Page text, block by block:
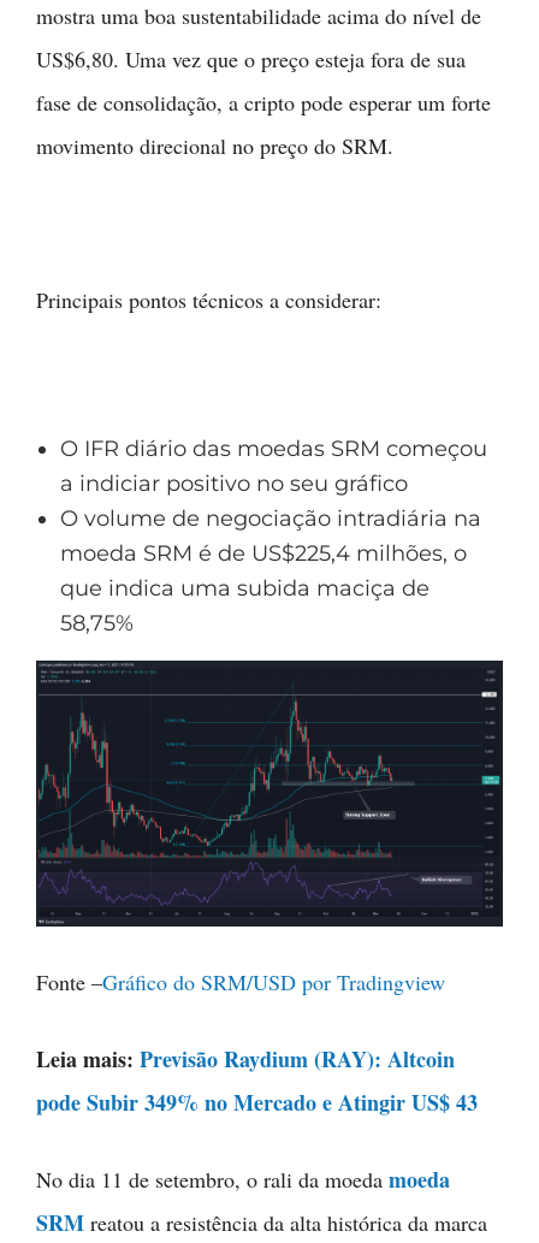
mostra uma boa sustentabilidade acima do nível de
US$6,80. Uma vez que o preço esteja fora de sua
fase de consolidação, a cripto pode esperar um forte
movimento direcional no preço do SRM.
Principais pontos técnicos a considerar:
O IFR diário das moedas SRM começou
a indiciar positivo no seu gráfico
O volume de negociação intradiária na
moeda SRM é de US$225,4 milhões, o
que indica uma subida maciça de
58,75%
Fonte –Gráfico do SRM/USD por Tradingview
Leia mais: Previsão Raydium (RAY): Altcoin
pode Subir 349% no Mercado e Atingir US$ 43
No dia 11 de setembro, o rali da moeda moeda
SRM reatou a resistência da alta histórica da marca